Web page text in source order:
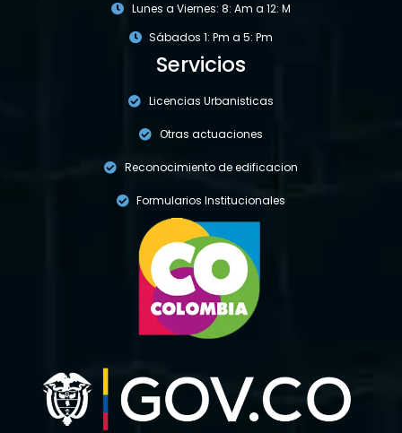
Lunes a Viernes: 8: Am a 12: M
Sábados 1: Pm a 5: Pm
Servicios
Licencias Urbanisticas
Otras actuaciones
Reconocimiento de edificacion
Formularios Institucionales